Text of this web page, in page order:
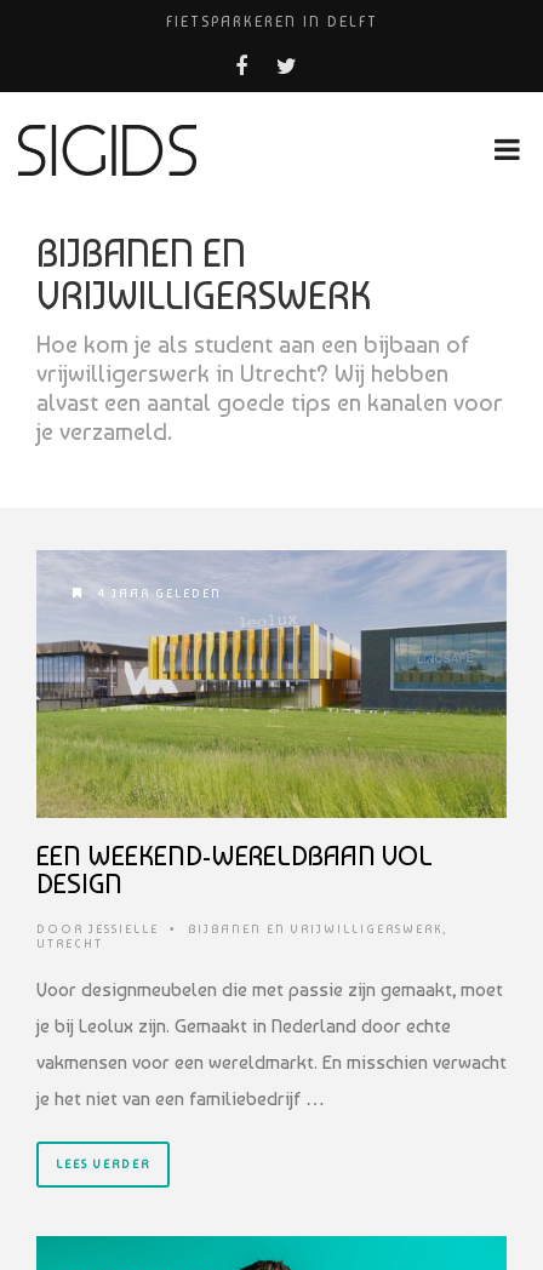
FIETSPARKEREN IN DELFT
PIZZERIA POMPEÏ ￼
COCKTAILS ON THE SPOT!
BIJBANEN EN
VRIJWILLIGERSWERK
Hoe kom je als student aan een bijbaan of
vrijwilligerswerk in Utrecht? Wij hebben
alvast een aantal goede tips en kanalen voor
je verzameld.
4 JAAR GELEDEN
EEN WEEKEND-WERELDBAAN VOL
DESIGN
DOOR JESSIELLE • BIJBANEN EN VRIJWILLIGERSWERK,
UTRECHT
Voor designmeubelen die met passie zijn gemaakt, moet
je bij Leolux zijn. Gemaakt in Nederland door echte
vakmensen voor een wereldmarkt. En misschien verwacht
je het niet van een familiebedrijf …
LEES VERDER